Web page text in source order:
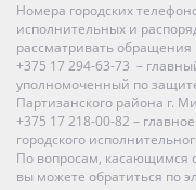
Номера городских
исполнительных и
рассматривать обращения
+375 17 294-63-73 –
уполномоченный по
Партизанского района г.
+375 17 218-00-82 –
городского
По вопросам, касающимся
вы можете обратиться по